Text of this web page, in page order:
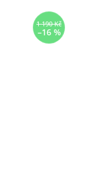
1 190 Kč
–16 %